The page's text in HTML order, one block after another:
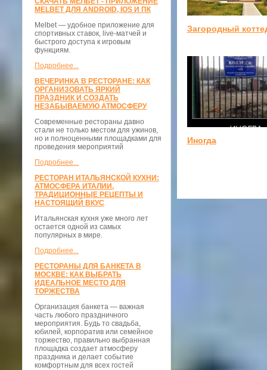
MELBET ДЛЯ ANDROID, IOS И ПК
Melbet — удобное приложение для
спортивных ставок, live-матчей и
быстрого доступа к игровым
функциям.
Подробнее...
ВЕЧЕРИНКА В РЕСТОРАНЕ: КАК
ОРГАНИЗОВАТЬ ЯРКИЙ
ПРАЗДНИК И СОЗДАТЬ
НЕЗАБЫВАЕМУЮ АТМОСФЕРУ
Современные рестораны давно
стали не только местом для ужинов,
но и полноценными площадками для
проведения мероприятий
Подробнее...
РЕСТОРАН ИТАЛЬЯНСКОЙ КУХНИ:
АТМОСФЕРА ИТАЛИИ,
ТРАДИЦИОННЫЕ РЕЦЕПТЫ И
НАСТОЯЩИЙ ВКУС
Итальянская кухня уже много лет
остается одной из самых
популярных в мире.
Подробнее...
РЕСТОРАНЫ ДЛЯ БАНКЕТА В
МОСКВЕ: КАК ВЫБРАТЬ
ИДЕАЛЬНОЕ МЕСТО ДЛЯ
ТОРЖЕСТВА
Организация банкета — важная
часть любого праздничного
мероприятия. Будь то свадьба,
юбилей, корпоратив или семейное
торжество, правильно выбранная
площадка создает атмосферу
праздника и делает событие
комфортным для всех гостей
Загородный
Иногда